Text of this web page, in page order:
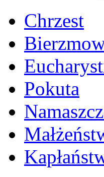
Chrzest
Pokuta